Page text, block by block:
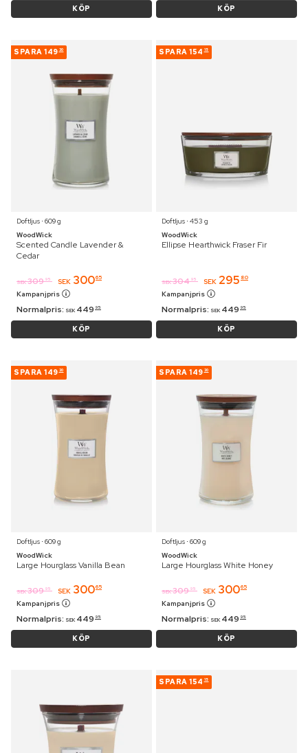
KÖP KÖP
SPARA 149 30
Doftljus ⋅ 609 g
WoodWick
Scented Candle Lavender &
Cedar
SEK 309 95 SEK 30065
Kampanjpris
Normalpris: SEK 449 95
KÖP
SPARA 154 15
Doftljus ⋅ 453 g
WoodWick
Ellipse Hearthwick Fraser Fir
SEK 304 95 SEK 295 80
Kampanjpris
Normalpris: SEK 449 95
KÖP
SPARA 149 30
Doftljus ⋅ 609 g
WoodWick
Large Hourglass Vanilla Bean
SEK 309 95 SEK 30065
Kampanjpris
Normalpris: SEK 449 95
KÖP
SPARA 149 30
Doftljus ⋅ 609 g
WoodWick
Large Hourglass White Honey
SEK 309 95 SEK 30065
Kampanjpris
Normalpris: SEK 449 95
KÖP
SPARA 154 15